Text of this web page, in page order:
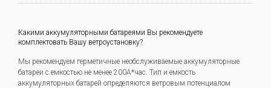
Какими аккумуляторными батареями Вы рекомендуете
комплектовать Вашу ветроустановку?
Мы рекомендуем герметичные необслуживаемые аккумуляторные
батареи с емкостью не менее 200А*час. Тип и емкость
аккумуляторных батарей определяются ветровым потенциалом